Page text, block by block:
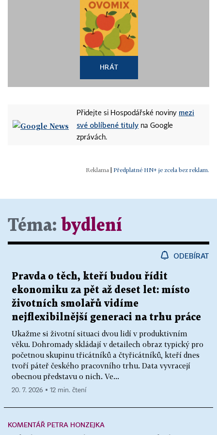
HRÁT
Přidejte si Hospodářské noviny mezi
své oblíbené tituly na Google
zprávách.
Předplatné HN+ je zcela bez reklam.
Téma: bydlení
ODEBÍRAT
Pravda o těch, kteří budou řídit
ekonomiku za pět až deset let: místo
životních smolařů vidíme
nejflexibilnější generaci na trhu práce
Ukažme si životní situaci dvou lidí v produktivním
věku. Dohromady skládají v detailech obraz typický pro
početnou skupinu třicátníků a čtyřicátníků, kteří dnes
tvoří páteř českého pracovního trhu. Data vyvracejí
obecnou představu o nich. Ve...
20. 7. 2026 ▪ 12 min. čtení
KOMENTÁŘ PETRA HONZEJKA